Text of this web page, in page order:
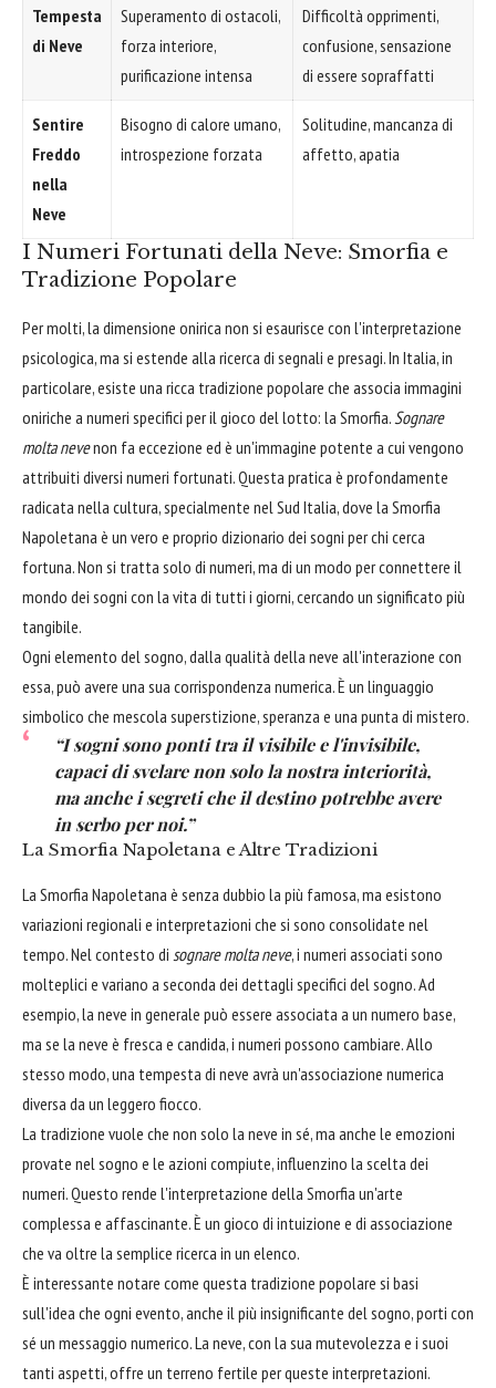
Tempesta
di Neve
Superamento di ostacoli,
forza interiore,
purificazione intensa
Difficoltà opprimenti,
confusione, sensazione
di essere sopraffatti
Sentire
Freddo
nella
Neve
Bisogno di calore umano,
introspezione forzata
Solitudine, mancanza di
affetto, apatia
I Numeri Fortunati della Neve: Smorfia e
Tradizione Popolare
Per molti, la dimensione onirica non si esaurisce con l'interpretazione
psicologica, ma si estende alla ricerca di segnali e presagi. In Italia, in
particolare, esiste una ricca tradizione popolare che associa immagini
oniriche a numeri specifici per il gioco del lotto: la Smorfia.Sognare
molta nevenon fa eccezione ed è un'immagine potente a cui vengono
attribuiti diversi numeri fortunati. Questa pratica è profondamente
radicata nella cultura, specialmente nel Sud Italia, dove la Smorfia
Napoletana è un vero e proprio dizionario dei sogni per chi cerca
fortuna. Non si tratta solo di numeri, ma di un modo per connettere il
mondo dei sogni con la vita di tutti i giorni, cercando un significato più
tangibile.
Ogni elemento del sogno, dalla qualità della neve all'interazione con
essa, può avere una sua corrispondenza numerica. È un linguaggio
simbolico che mescola superstizione, speranza e una punta di mistero.
“I sogni sono ponti tra il visibile e l'invisibile,
capaci di svelare non solo la nostra interiorità,
ma anche i segreti che il destino potrebbe avere
in serbo per noi.”
La Smorfia Napoletana e Altre Tradizioni
La Smorfia Napoletana è senza dubbio la più famosa, ma esistono
variazioni regionali e interpretazioni che si sono consolidate nel
tempo. Nel contesto di sognare molta neve, i numeri associati sono
molteplici e variano a seconda dei dettagli specifici del sogno. Ad
esempio, la neve in generale può essere associata a un numero base,
ma se la neve è fresca e candida, i numeri possono cambiare. Allo
stesso modo, una tempesta di neve avrà un'associazione numerica
diversa da un leggero fiocco.
La tradizione vuole che non solo la neve in sé, ma anche le emozioni
provate nel sogno e le azioni compiute, influenzino la scelta dei
numeri. Questo rende l'interpretazione della Smorfia un'arte
complessa e affascinante. È un gioco di intuizione e di associazione
che va oltre la semplice ricerca in un elenco.
È interessante notare come questa tradizione popolare si basi
sull'idea che ogni evento, anche il più insignificante del sogno, porti con
sé un messaggio numerico. La neve, con la sua mutevolezza e i suoi
tanti aspetti, offre un terreno fertile per queste interpretazioni.